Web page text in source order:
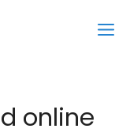
online